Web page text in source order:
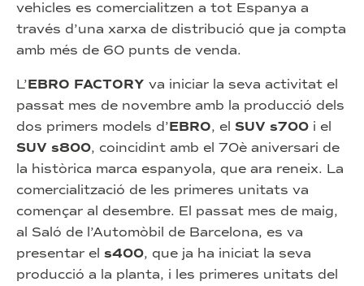
vehicles es comercialitzen a tot Espanya a
través d’una xarxa de distribució que ja compta
amb més de 60 punts de venda.
L’EBRO FACTORY va iniciar la seva activitat el
passat mes de novembre amb la producció dels
dos primers models d’EBRO, el SUV s700 i el
SUV s800, coincidint amb el 70è aniversari de
la històrica marca espanyola, que ara reneix. La
comercialització de les primeres unitats va
començar al desembre. El passat mes de maig,
al Saló de l’Automòbil de Barcelona, es va
presentar el s400, que ja ha iniciat la seva
producció a la planta, i les primeres unitats del